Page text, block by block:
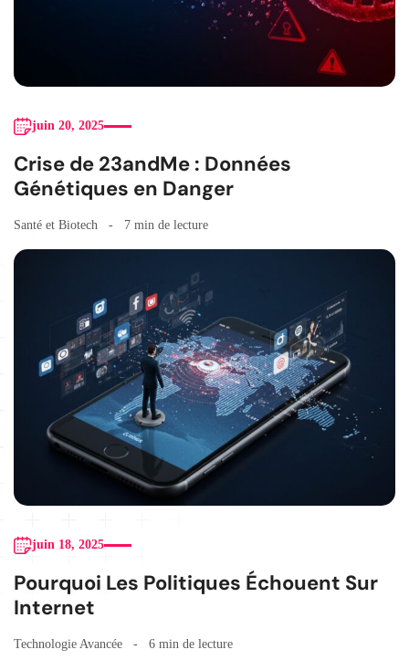
juin 20, 2025
Crise de 23andMe : Données
Génétiques en Danger
Santé et Biotech 7 min de lecture
juin 18, 2025
Pourquoi Les Politiques Échouent Sur
Internet
Technologie Avancée 6 min de lecture